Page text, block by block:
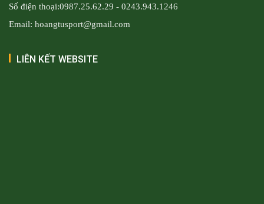
Số điện thoại:0987.25.62.29 - 0243.943.1246
Email: hoangtusport@gmail.com
LIÊN KẾT WEBSITE